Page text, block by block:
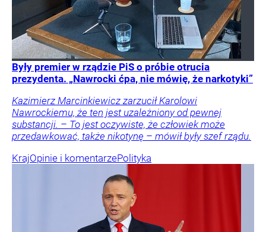
Były premier w rządzie PiS o próbie otrucia
prezydenta. „Nawrocki ćpa, nie mówię, że narkotyki”
Kazimierz Marcinkiewicz zarzucił Karolowi
Nawrockiemu, że ten jest uzależniony od pewnej
substancji. – To jest oczywiste, że człowiek może
przedawkować, także nikotynę – mówił były szef rządu.
KrajOpinie i komentarzePolityka